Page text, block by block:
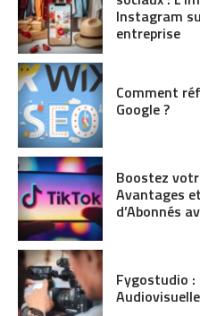
Instagram
entreprise
Comment
Google ?
Boostez
Avantages
d’Abonnés
Fygostudio :